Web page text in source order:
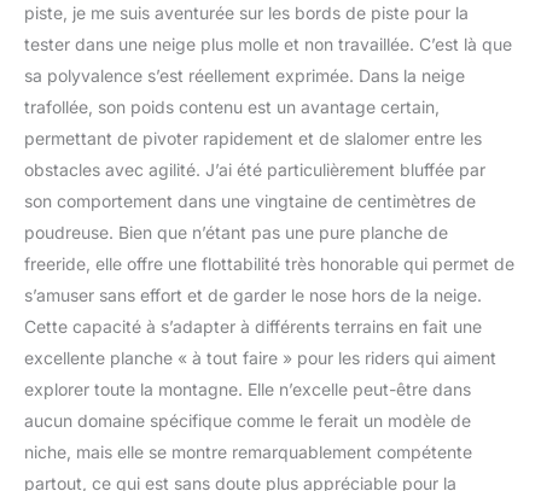
piste, je me suis aventurée sur les bords de piste pour la
tester dans une neige plus molle et non travaillée. C’est là que
sa polyvalence s’est réellement exprimée. Dans la neige
trafollée, son poids contenu est un avantage certain,
permettant de pivoter rapidement et de slalomer entre les
obstacles avec agilité. J’ai été particulièrement bluffée par
son comportement dans une vingtaine de centimètres de
poudreuse. Bien que n’étant pas une pure planche de
freeride, elle offre une flottabilité très honorable qui permet de
s’amuser sans effort et de garder le nose hors de la neige.
Cette capacité à s’adapter à différents terrains en fait une
excellente planche « à tout faire » pour les riders qui aiment
explorer toute la montagne. Elle n’excelle peut-être dans
aucun domaine spécifique comme le ferait un modèle de
niche, mais elle se montre remarquablement compétente
partout, ce qui est sans doute plus appréciable pour la